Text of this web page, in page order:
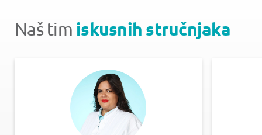
Naš tim iskusnih stručnjaka